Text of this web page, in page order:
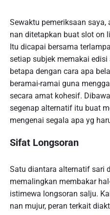
Sewaktu pemeriksaan saya,
nan ditetapkan buat slot on
Itu dicapai bersama
setiap subjek memakai
betapa dengan cara apa
beramai-ramai guna
secara amat kohesif.
segenap alternatif itu buat
mengenai segala apa yg
Sifat Longsoran
Satu diantara alternatif sari
memalingkan membakar
istimewa longsoran salju.
nan mujur, peran terkait